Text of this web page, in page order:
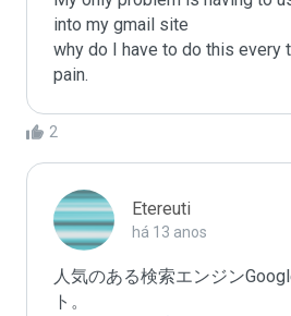
into my gmail site
why do I have to do this every
pain.
2
Etereuti
há 13 anos
人気のある検索エンジン
ト。